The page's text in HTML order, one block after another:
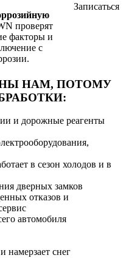
проверят
факторы и
с
Записаться
НАМ, ПОТОМУ
и дорожные реагенты
в сезон холодов и в
дверных замков
отказов и
автомобиля
намерзает снег